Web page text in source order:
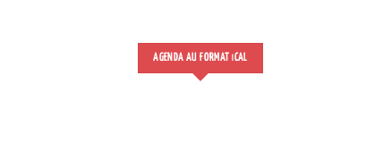
AGENDA AU FORMAT CAL